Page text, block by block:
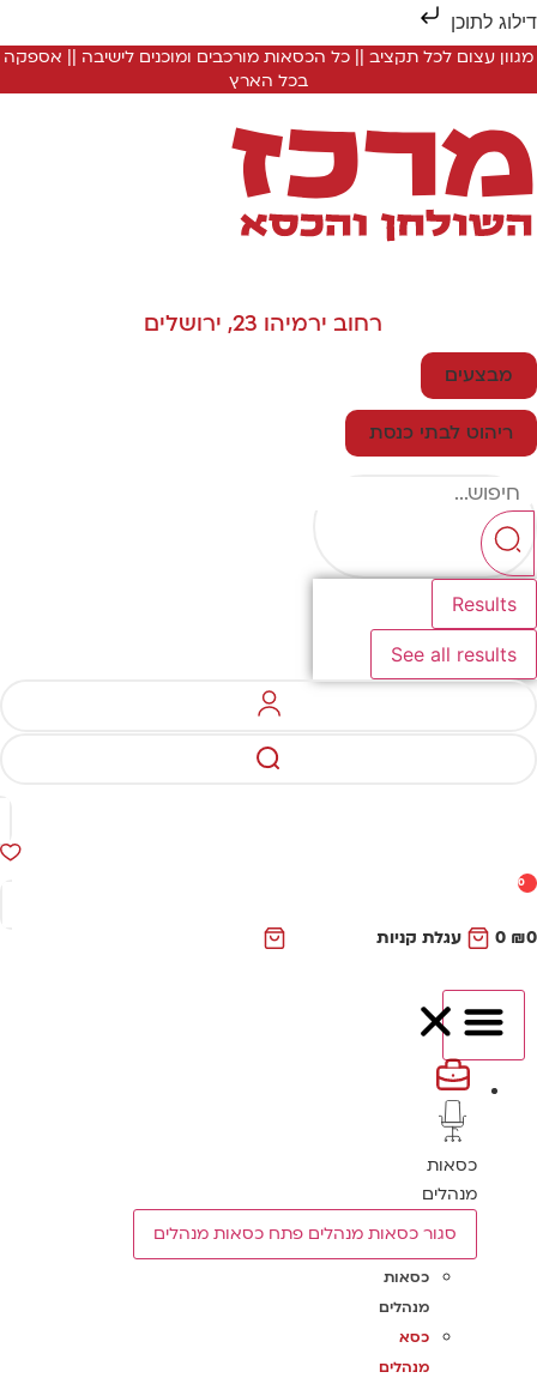
לתוכן
מגוון עצום לכל תקציב || כל הכסאות מורכבים ומוכנים לישיבה || אספקה
בכל הארץ
רחוב ירמיהו 23, ירושלים
מבצעים
ריהוט לבתי כנסת
Results
See all results
0
₪
0 עגלת קניות
כסאות
מנהלים
סגור כסאות מנהלים פתח כסאות מנהלים
כסאות
מנהלים
כסא
מנהלים